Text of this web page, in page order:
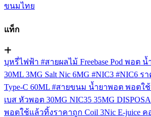
ขนมไทย
แท็ก
บุหรี่ไฟฟ้า #สายผลไม้ Freebase Pod พอต น้
30ML 3MG Salt Nic 6MG #NIC3 #NIC6 ร
Type-C 60ML #สายขนม น้ำยาพอต พอตใ
เบส หัวพอต 30MG NIC35 35MG
พอตใช้แล้วทิ้งราคาถูก Coil 3Nic E-juice ค